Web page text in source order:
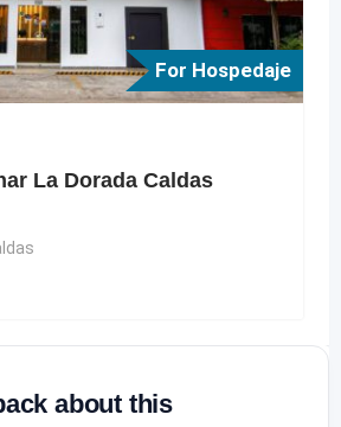
For Hospedaje
La Dorada Caldas
about this